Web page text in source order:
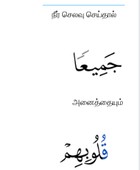
நீர் செலவு செய்தால்
அனைத்தையும்